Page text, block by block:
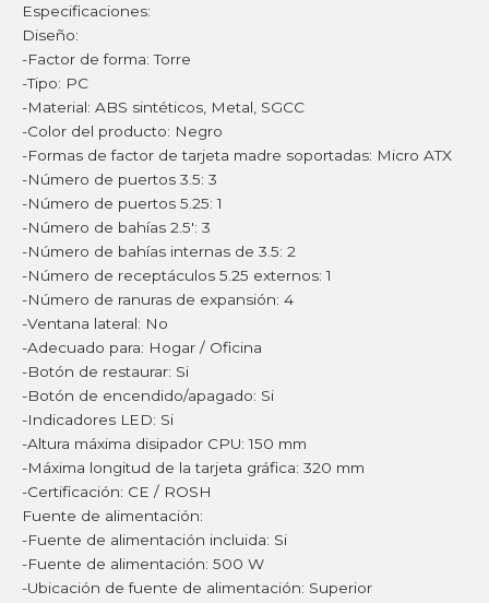
Especificaciones:
Diseño:
-Factor de forma: Torre
-Tipo: PC
-Material: ABS sintéticos, Metal, SGCC
-Color del producto: Negro
-Formas de factor de tarjeta madre soportadas: Micro ATX
-Número de puertos 3.5: 3
-Número de puertos 5.25: 1
-Número de bahías 2.5′: 3
-Número de bahías internas de 3.5: 2
-Número de receptáculos 5.25 externos: 1
-Número de ranuras de expansión: 4
-Ventana lateral: No
-Adecuado para: Hogar / Oficina
-Botón de restaurar: Si
-Botón de encendido/apagado: Si
-Indicadores LED: Si
-Altura máxima disipador CPU: 150 mm
-Máxima longitud de la tarjeta gráfica: 320 mm
-Certificación: CE / ROSH
Fuente de alimentación:
-Fuente de alimentación incluida: Si
-Fuente de alimentación: 500 W
-Ubicación de fuente de alimentación: Superior